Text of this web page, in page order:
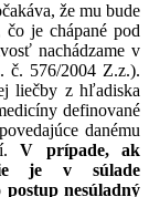
že mu bude
čo je chápané pod
nachádzame v
č. 576/2004 Z.z.).
liečby z hľadiska
definované
danému
V prípade, ak
je v súlade
nesúladný